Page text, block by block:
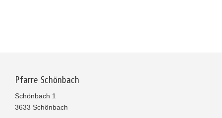
Pfarre Schönbach
Schönbach 1
3633 Schönbach